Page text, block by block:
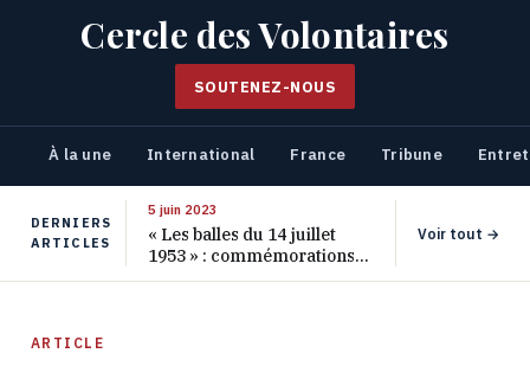
Cercle des Volontaires
SOUTENEZ-NOUS
À la une International France Tribune
DERNIERS
ARTICLES
5 juin 2023
« Les balles du 14 juillet
1953 » : commémorations
pour les 70 ans de ce
Voir tout →
ARTICLE